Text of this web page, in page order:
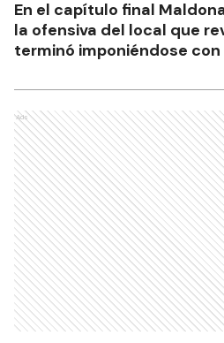
En el capítulo final
la ofensiva del local que
terminó imponiéndose con
Ads